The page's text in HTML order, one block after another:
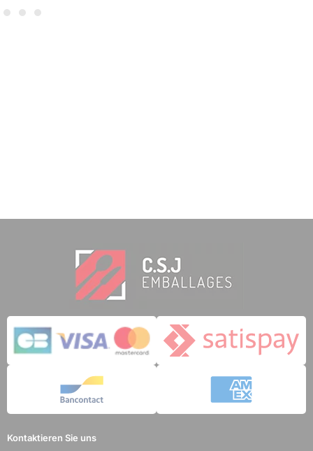
Kontaktieren Sie uns